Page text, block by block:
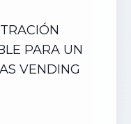
PARA UN
VENDING